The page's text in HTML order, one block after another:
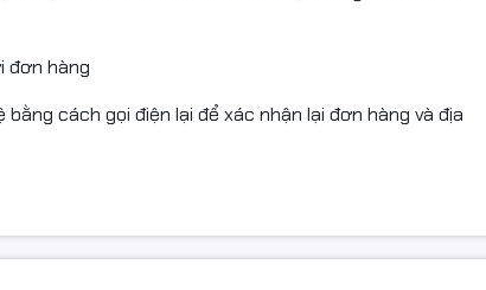
đơn hàng
cách gọi điện lại để xác nhận lại đơn hàng và địa